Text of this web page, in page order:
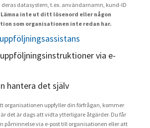
datasystem, t.ex. användarnamn, kund-ID
Lämna inte ut ditt lösenord eller någon
som organisationen inte redan har.
via e-
hantera det själv
organisationen uppfyller din förfrågan, kommer
det är dags att vidta ytterligare åtgärder. Du får
påminnelse via e-post till organisationen eller att